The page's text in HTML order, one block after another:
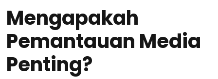
Mengapakah
Pemantauan Media
Penting?